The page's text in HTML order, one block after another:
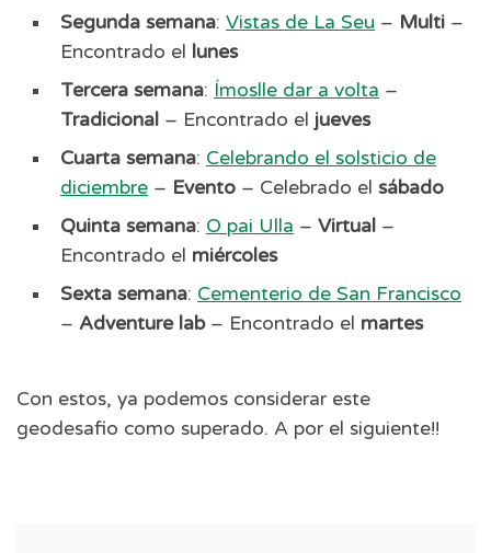
Segunda semana: Vistas de La Seu – Multi –
Encontrado el lunes
Tercera semana: Ímoslle dar a volta –
Tradicional – Encontrado el jueves
Cuarta semana: Celebrando el solsticio de
diciembre – Evento – Celebrado el sábado
Quinta semana: O pai Ulla – Virtual –
Encontrado el miércoles
Sexta semana: Cementerio de San Francisco
– Adventure lab– Encontrado el martes
Con estos, ya podemos considerar este
geodesafio como superado. A por el siguiente!!